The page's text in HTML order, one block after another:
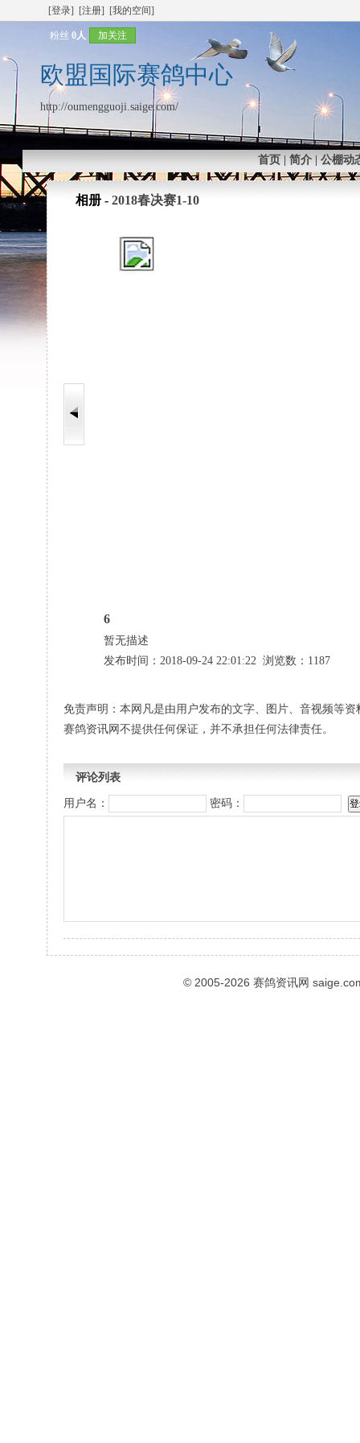
[登录] [注册] [我的空间]
粉丝 0人 加关注
欧盟国际赛鸽中心
http://oumengguoji.saige.com/
首页 简介 公棚动
相册 - 2018春决赛1-10
6
暂无描述
发布时间：2018-09-24 22:01:22 浏览数：1187
免责声明：本网凡是由用户发布的文字、图片、音视频等
赛鸽资讯网不提供任何保证，并不承担任何法律责任。
评论列表
用户名： 密码：
© 2005-2026 赛鸽资讯网